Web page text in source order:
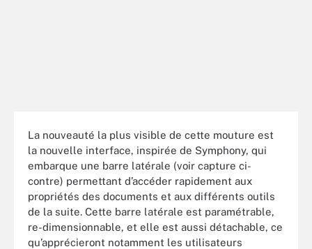
La nouveauté la plus visible de cette mouture est
la nouvelle interface, inspirée de Symphony, qui
embarque une barre latérale (voir capture ci-
contre) permettant d’accéder rapidement aux
propriétés des documents et aux différents outils
de la suite. Cette barre latérale est paramétrable,
re-dimensionnable, et elle est aussi détachable, ce
qu’apprécieront notamment les utilisateurs